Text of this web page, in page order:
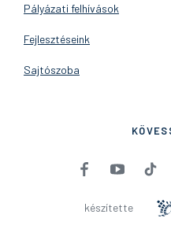
Pályázati felhívások
Fejlesztéseink
Sajtószoba
készítette